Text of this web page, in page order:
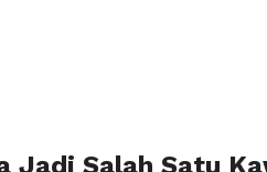
Jadi Salah Satu